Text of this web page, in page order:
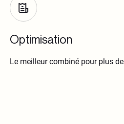
Optimisation
Le meilleur combiné pour plus